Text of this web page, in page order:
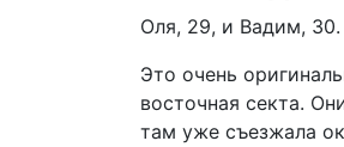
Оля, 29, и Вадим, 30.
Это очень
восточная секта.
там уже съезжала